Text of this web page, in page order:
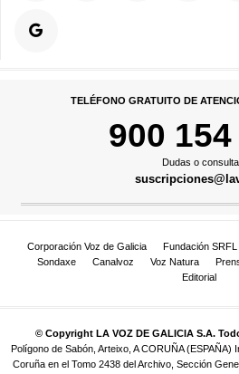
TELÉFONO GRATUITO DE
900
Dudas o
Corporación Voz de Galicia Fundación SRFL
Sondaxe
Canalvoz Voz Natura
Editorial
© Copyright LA VOZ DE GALICIA S.A.
Polígono de Sabón, Arteixo, A CORUÑA (ESPAÑA)
Coruña en el Tomo 2438 del Archivo, Sección